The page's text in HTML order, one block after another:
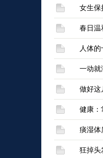
女生保
春日温
人体
一动就
做好这
健康：
痰湿体
狂掉头